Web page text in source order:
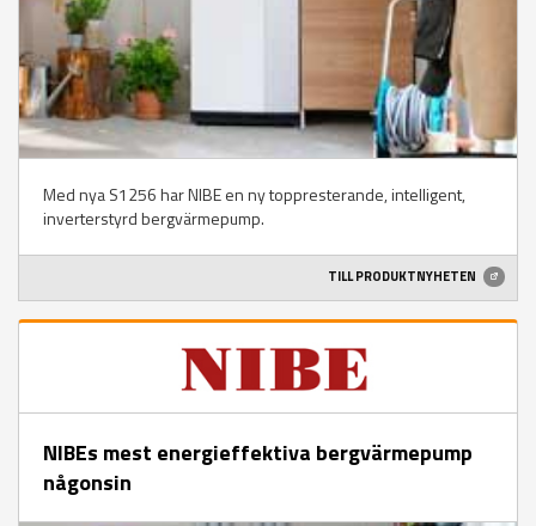
Med nya S1256 har NIBE en ny toppresterande, intelligent,
inverterstyrd bergvärmepump.
TILL PRODUKTNYHETEN
NIBEs mest energieffektiva bergvärmepump
någonsin